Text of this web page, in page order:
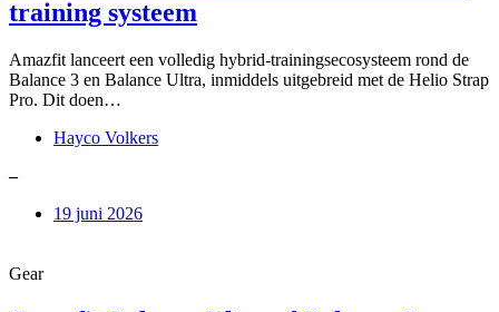
training systeem
Amazfit lanceert een volledig hybrid-trainingsecosysteem rond de
Balance 3 en Balance Ultra, inmiddels uitgebreid met de Helio Strap
Pro. Dit doen…
Hayco Volkers
–
19 juni 2026
Gear